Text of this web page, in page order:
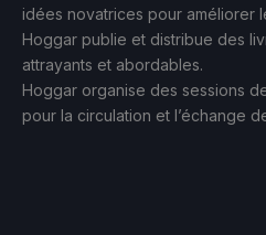
idées novatrices pour améliorer
Hoggar publie et distribue des
attrayants et abordables.
Hoggar organise des sessions
pour la circulation et l’échange